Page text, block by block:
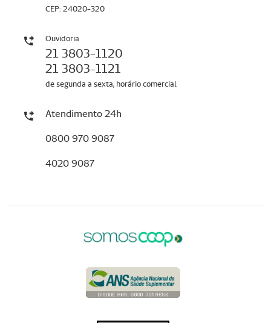
CEP: 24020-320
Ouvidoria
21 3803-1120
21 3803-1121
de segunda a sexta, horário comercial
Atendimento 24h
0800 970 9087
4020 9087